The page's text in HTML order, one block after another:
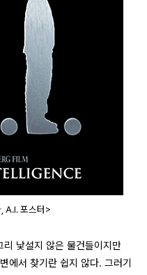
A.I. 포스터>
낯설지 않은 물건들이지만
에서 찾기란 쉽지 않다. 그러기